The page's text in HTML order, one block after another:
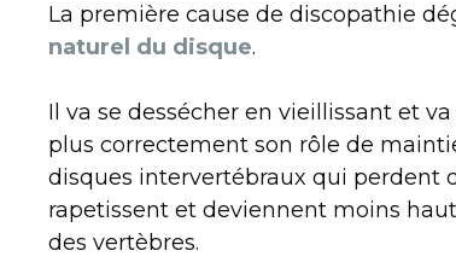
La première cause de discopathie
naturel du disque.
Il va se dessécher en vieillissant et
plus correctement son rôle de
disques intervertébraux qui perdent
rapetissent et deviennent moins
des vertèbres.